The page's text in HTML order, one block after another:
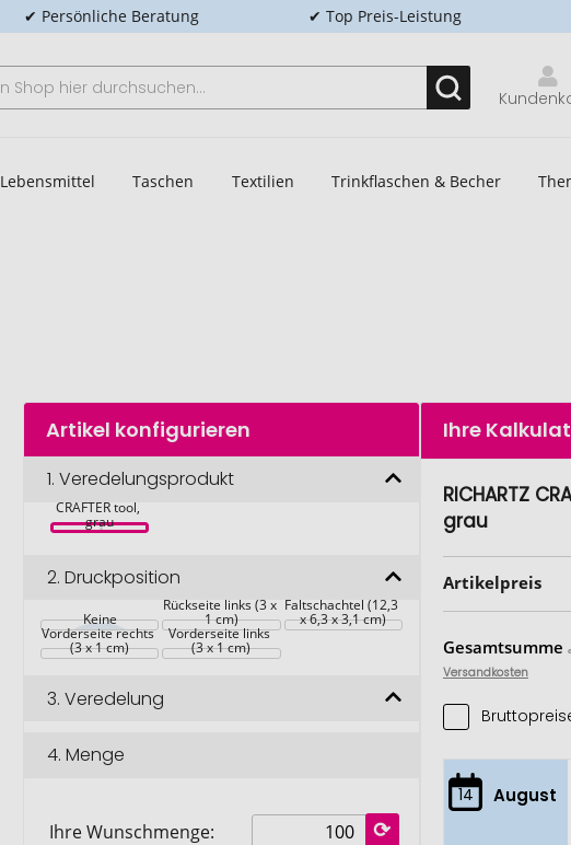
✔ Persönliche Beratung ✔ Top Preis-Leistung
Lebensmittel Taschen Textilien Trinkflaschen & Becher
Artikel konfigurieren
1.Veredelungsprodukt
CRAFTER tool,
grau
2.Druckposition
Keine
Rückseite links (3 x
1 cm)
Faltschachtel (12,3
x 6,3 x 3,1 cm)
Auf dem Griff
Vorderseite rechts
(3 x 1 cm)
Auf dem Griff
Vorderseite links
(3 x 1 cm)
3.Veredelung
4.Menge
Ihre Wunschmenge:
Ihre
RICHARTZ
grau
Artikelpreis
Gesamtsumme
Versandkosten
14 August